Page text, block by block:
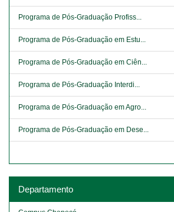
Programa de Pós-Graduação Profiss...
Programa de Pós-Graduação em Estu...
Programa de Pós-Graduação em Ciên...
Programa de Pós-Graduação Interdi...
Programa de Pós-Graduação em Agro...
Programa de Pós-Graduação em Dese...
Departamento